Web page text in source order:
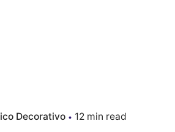
Decorativo 12 min read